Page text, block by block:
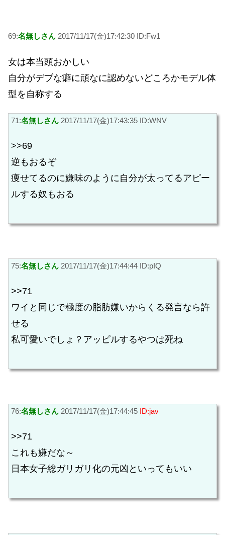
69:名無しさん 2017/11/17(金)17:42:30 ID:Fw1
女は本当頭おかしい
自分がデブな癖に頑なに認めないどころかモデル体
型を自称する
71:名無しさん 2017/11/17(金)17:43:35 ID:WNV
>>69
逆もおるぞ
痩せてるのに嫌味のように自分が太ってるアピー
ルする奴もおる
75:名無しさん 2017/11/17(金)17:44:44 ID:pIQ
>>71
ワイと同じで極度の脂肪嫌いからくる発言なら許
せる
私可愛いでしょ？アッピルするやつは死ね
76:名無しさん 2017/11/17(金)17:44:45 ID:jav
>>71
これも嫌だな～
日本女子総ガリガリ化の元凶といってもいい